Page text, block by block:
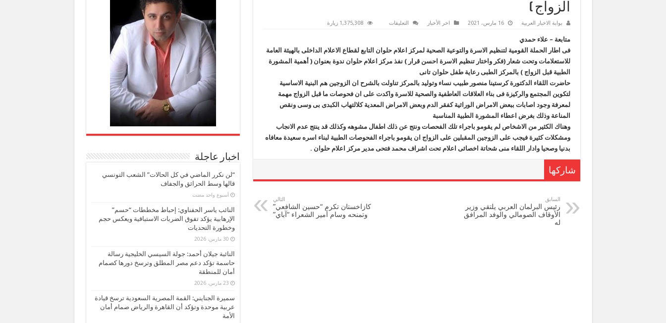
الزواج )
بوابة الاخبار العربية 16 مارس، 2021 اخر الأخبار التعليقات
ندوة
بعنوان
(
الطبية
قبل
الزواج
مغلقة
1,375,308 زيارة
متابعة – علاء حمدي
فى اطار الحملة القومية لتنظيم الاسرة والتوعية الصحية لمركز اعلام حلوان التابع لقطاع الاعلام الداخلى بالهيئة العامة
للاستعلامات وتحت شعار (فكر واختار تنظيم الاسرة احسن قرار ) نفذ مركز اعلام حلوان ندوة بعنوان ( أهمية المشورة
الطبية قبل الزواج ) بالمركز الطبى رعاية طفل حلوان تانى
حاضرت اللقاء الدكتورة كرستينا منصور طبيب نساء وتوليد بالمركز تناولت بالشرح ان الزوجين هم البنية الاساسية
لتكوين المجتمع والركيزة فى بناء العلاقات العاطفية والصحية للاسرة واكدت على ان فحوصات ما قبل الزواج مهمة
لمعرفة وجود اصابات ببعض الامراض الوراثية كفقر الدم وبعض الامراض المعدية كلالتهاب الكبدى بى وسى ونقص
المناعة وذلك بغرض اعطاء المشورة الطبية المناسبة
وهناك الكثير من الاشخاص لم يقومو باجراء تلك الفحصات ونتج عن ذلك اطفال مشوهه وكذلك قد ينتج عدم الانجاب
ومشكلات كثيرة فيجب على الزوجين المقبلين على الزواج ان يقومو باجراء الفحوصات الطبية لبناء اسره سعيدة معافاه
بدنيا وصحيا وادار اللقاء منى شحاتة اخصائى اعلام تحت اشراف محمد فتحى مدير مركز اعلام حلوان .
شاركها
السابق
رئيس البرلمان العربي يلتقي وزير
الأوقاف الصومالي والوفد المرافق
له
التالي
كازاخستان تكرم “حسين الشافعي”
وتمنحه وسام أمير الشعراء “آباي”
اخبار عاجلة
“لن نكرر الماضي في كل الحالات” الشعب التونسي
قالها وسط الحرائق والجفاف
‏أسبوع واحد مضت
النائب ياسر الحفناوي: إحباط مخططات “حسم”
الإرهابية يؤكد تفوق الضربات الاستباقية ويعكس حجم
وخطورة التحديات
30 مارس، 2026
النائبة جيلان أحمد: جولة السيسي الخليجية رسالة
حاسمة تؤكد دعم مصر المطلق وترسخ دورها كصمام
أمان للمنطقة
23 مارس، 2026
سميرة الجنايني: القمة المصرية السعودية ترسخ قيادة
عربية موحدة وتؤكد أن القاهرة والرياض صمام أمان
الأمة